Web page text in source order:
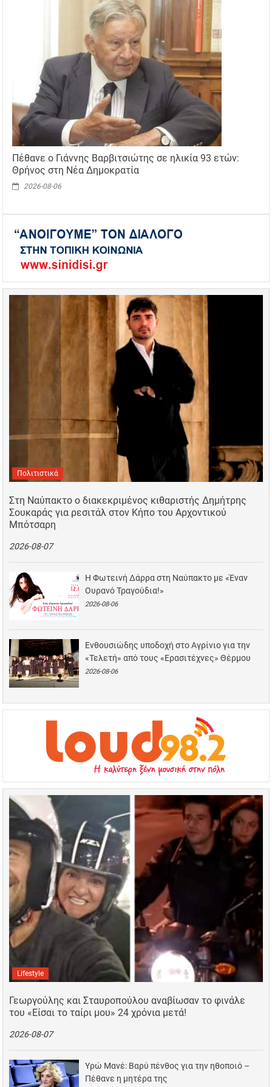
Πέθανε ο Γιάννης Βαρβιτσιώτης σε ηλικία 93 ετών:
Θρήνος στη Νέα Δημοκρατία
2026-08-06
Πολιτιστικά
Στη Ναύπακτο ο διακεκριμένος κιθαριστής Δημήτρης
Σουκαράς για ρεσιτάλ στον Κήπο του Αρχοντικού
Μπότσαρη
2026-08-07
Η Φωτεινή Δάρρα στη Ναύπακτο με «Έναν
Ουρανό Τραγούδια!»
2026-08-06
Ενθουσιώδης υποδοχή στο Αγρίνιο για την
«Τελετή» από τους «Ερασιτέχνες» Θέρμου
2026-08-06
Lifestyle
Γεωργούλης και Σταυροπούλου αναβίωσαν το φινάλε
του «Είσαι το ταίρι μου» 24 χρόνια μετά!
2026-08-07
Υρώ Μανέ: Βαρύ πένθος για την ηθοποιό –
Πέθανε η μητέρα της